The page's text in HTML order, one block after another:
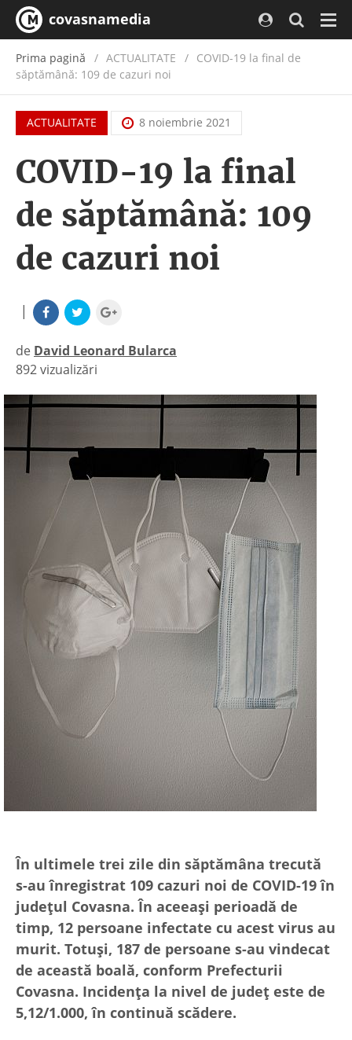
covasnamedia
Prima pagină ACTUALITATE / COVID-19 la final de
săptămână: 109 de cazuri noi
ACTUALITATE 8 noiembrie 2021
COVID-19 la final
de săptămână: 109
de cazuri noi
|
de David Leonard Bularca
|
892 vizualizări
În ultimele trei zile din săptămâna trecută
s-au înregistrat 109 cazuri noi de COVID-19 în
județul Covasna. În aceeași perioadă de
timp, 12 persoane infectate cu acest virus au
murit. Totuși, 187 de persoane s-au vindecat
de această boală, conform Prefecturii
Covasna. Incidența la nivel de județ este de
5,12/1.000, în continuă scădere.